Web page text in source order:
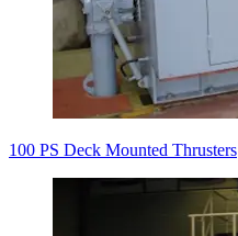
100 PS Deck Mounted Thrusters